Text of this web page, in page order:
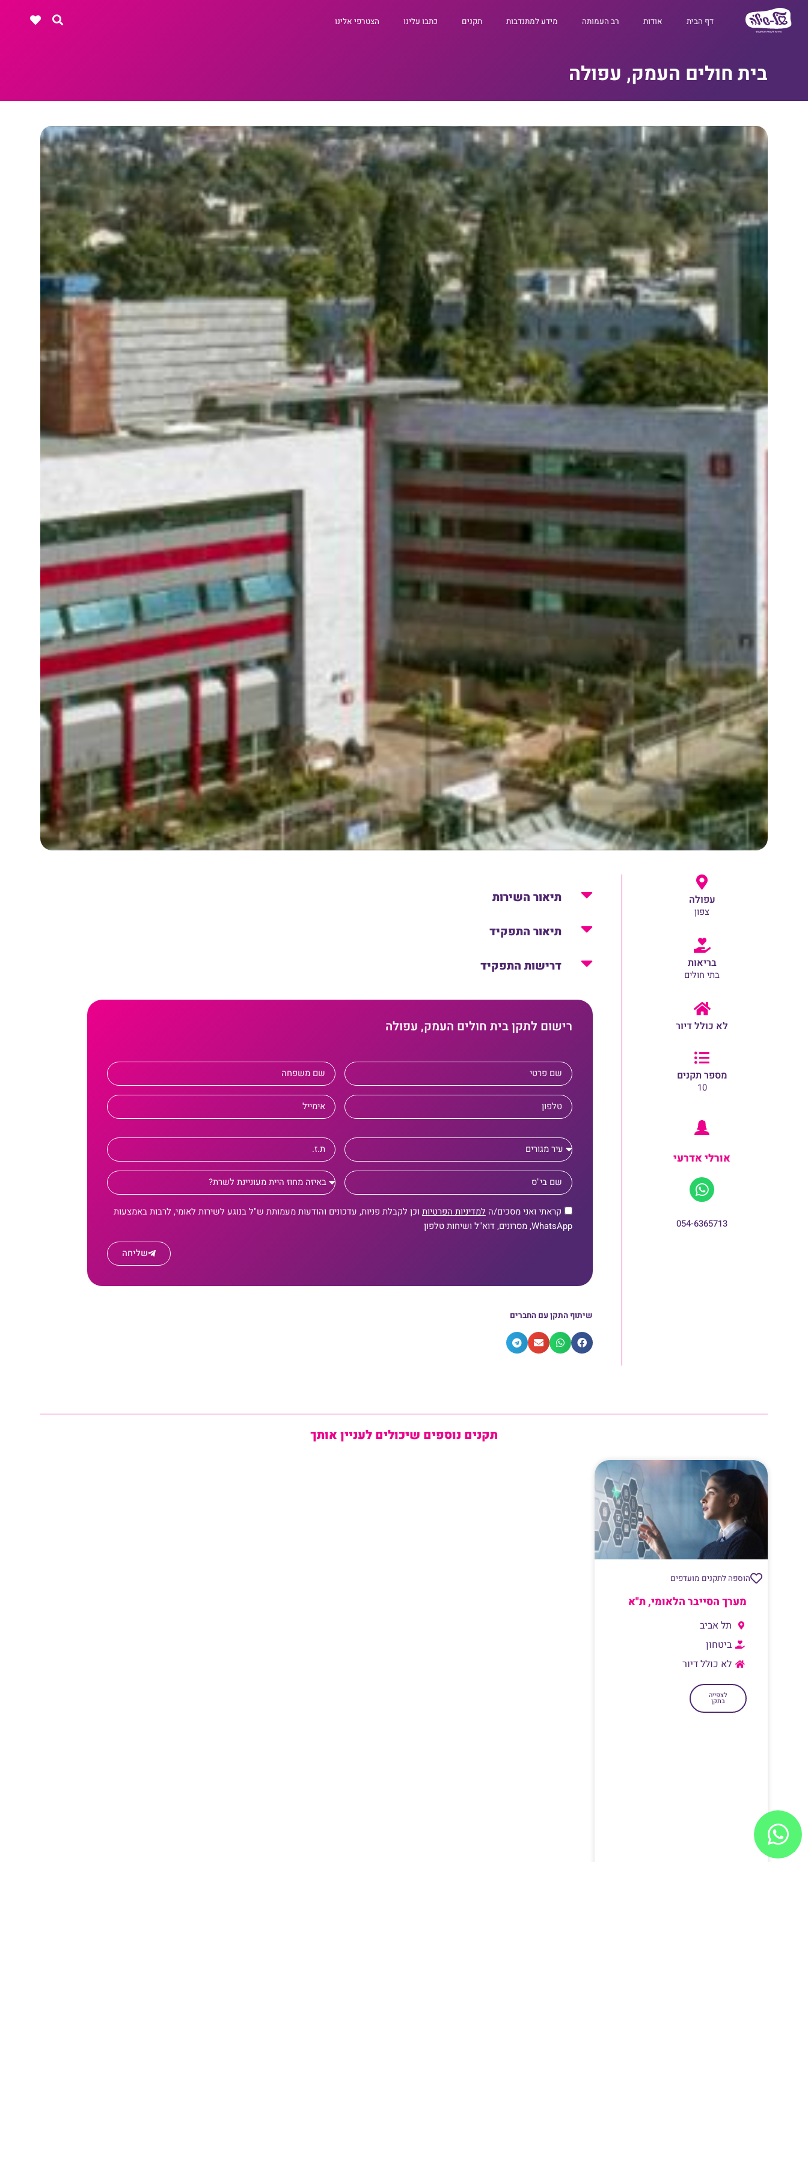
דף הבית אודות רב העמותה מידע למתנדבות תקנים כתבו עלינו הצטרפי אלינו
בית חולים העמק, עפולה
עפולה
צפון
בריאות
בתי חולים
לא כולל דיור
מספר תקנים
10
אורלי אדרעי
054-6365713
תיאור השירות
תיאור התפקיד
דרישות התפקיד
רישום לתקן בית חולים העמק, עפולה
קראתי ואני מסכים/ה למדיניות הפרטיות וכן לקבלת פניות, עדכונים והודעות מעמותת ש"ל בנוגע לשירות לאומי, לרבות באמצעות
WhatsApp, מסרונים, דוא"ל ושיחות טלפון
שליחה
שיתוף התקן עם החברים
תקנים נוספים שיכולים לעניין אותך
הוספה לתקנים מועדפים
מערך הסייבר הלאומי, ת"א
תל אביב
ביטחון
לא כולל דיור
לצפייה
בתקן